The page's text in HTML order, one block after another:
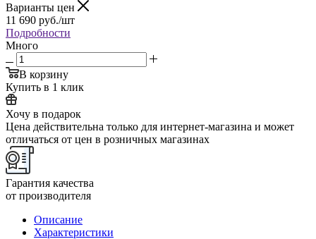
Варианты цен
11 690 руб./шт
Подробности
Много
В корзину
Купить в 1 клик
Хочу в подарок
Цена действительна только для интернет-магазина и может
отличаться от цен в розничных магазинах
Гарантия качества
от производителя
Описание
Характеристики